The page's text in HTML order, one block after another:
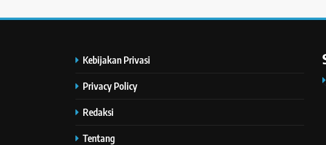
Kebijakan Privasi
Privacy Policy
Redaksi
Tentang